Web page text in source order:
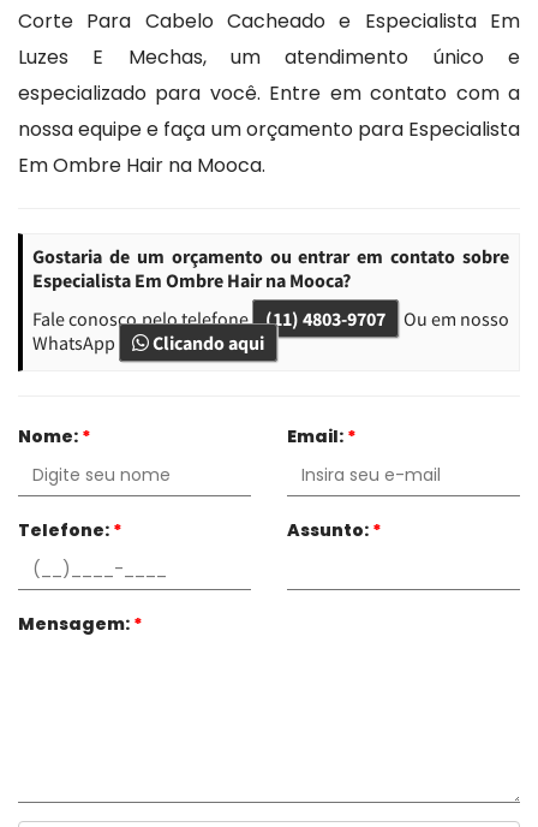
Corte Para Cabelo Cacheado e Especialista Em
Luzes E Mechas, um atendimento único e
especializado para você. Entre em contato com a
nossa equipe e faça um orçamento para Especialista
Em Ombre Hair na Mooca.
Gostaria de um orçamento ou entrar em contato sobre
Especialista Em Ombre Hair na Mooca?
Fale conosco pelo telefone (11) 4803-9707
Ou em nosso
WhatsApp
Clicando aqui
Nome: * Email: *
Telefone: * Assunto: *
Mensagem: *